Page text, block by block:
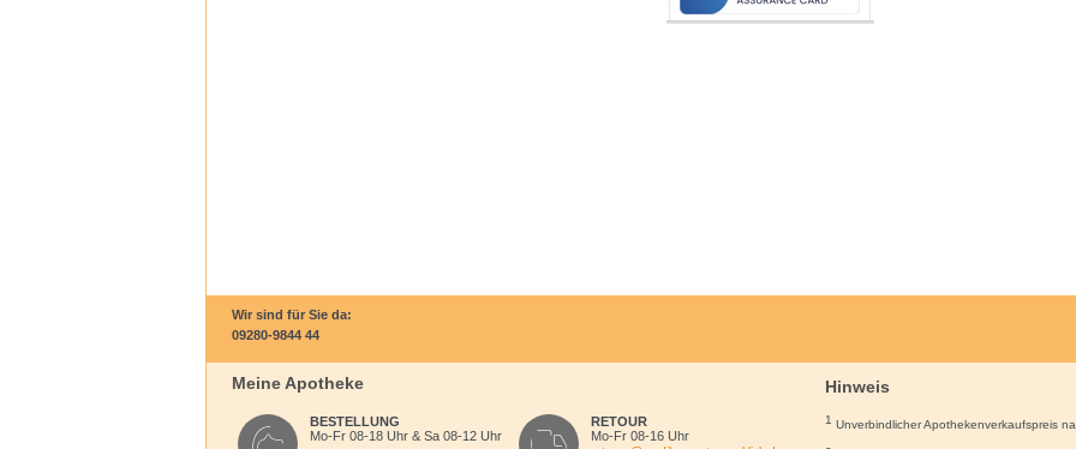
Wir sind für Sie da:
09280-9844 44
Meine Apotheke
BESTELLUNG
Mo-Fr 08-18 Uhr & Sa 08-12 Uhr
RETOUR
Mo-Fr 08-16 Uhr
Hinweis
1 Unverbindlicher Apothekenverkaufspreis